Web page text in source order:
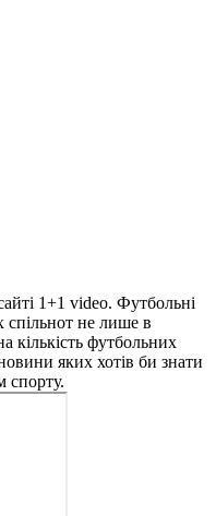
1+1 video. Футбольні
не лише в
кількість футбольних
яких хотів би знати
спорту.